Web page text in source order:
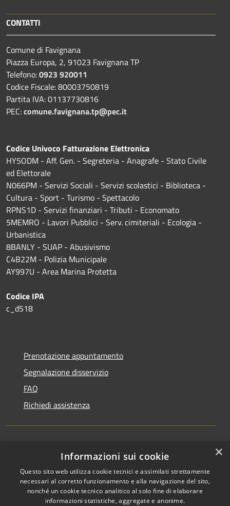
CONTATTI
Comune di Favignana
Piazza Europa, 2, 91023 Favignana TP
Telefono:0923 920011
Codice Fiscale: 80003750819
Partita IVA: 01137730816
PEC:comune.favignana.tp@pec.it
Codice Univoco Fatturazione Elettronica
HY5ODM - Aff. Gen. - Segreteria - Anagrafe - Stato Civile
ed Elettorale
N066PM - Servizi Sociali - Servizi scolastici - Biblioteca -
Cultura - Sport - Turismo - Spettacolo
RPNS1D - Servizi finanziari - Tributi - Economato
5MEMRO - Lavori Pubblici - Serv. cimiteriali - Ecologia -
Urbanistica
8BANLY - SUAP - Abusivismo
C4B22M - Polizia Municipale
AY997U - Area Marina Protetta
Codice IPA
c_d518
Prenotazione appuntamento
Segnalazione disservizio
FAQ
Richiedi assistenza
Amministrazione trasparente
Informativa privacy
Note legali
×
Informazioni sui cookie
Questo sito web utilizza cookie tecnici e assimilati strettamente
necessari al corretto funzionamento e alla navigazione del sito,
nonché un cookie tecnico analitico al solo fine di elaborare
informazioni statistiche, aggregate e anonime.